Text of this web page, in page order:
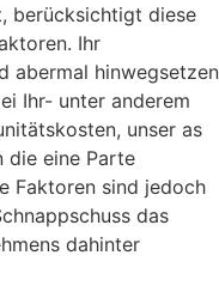
berücksichtigt diese
Ihr
abermal hinwegsetzen
Ihr- unter anderem
unser as
die eine Parte
Faktoren sind jedoch
das
dahinter